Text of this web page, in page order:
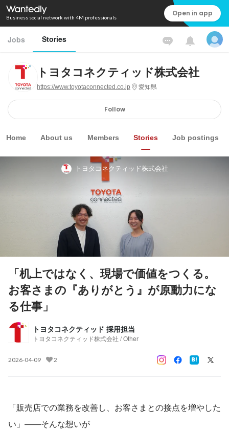
Business social network with 4M professionals Open in app
Jobs Stories
トヨタコネクティッド株式会社
https://www.toyotaconnected.co.jp 愛知県
Follow
Home About us Members Stories Job postings
トヨタコネクティッド株式会社
「机上ではなく、現場で価値をつくる。
お客さまの『ありがとう』が原動力にな
る仕事」
トヨタコネクティッド 採用担当
トヨタコネクティッド株式会社 / Other
2026-04-09 2
「販売店での業務を改善し、お客さまとの接点を増やした
い」――そんな想いが